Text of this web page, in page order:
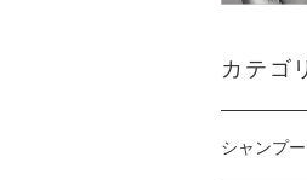
カテゴ
シャンプー